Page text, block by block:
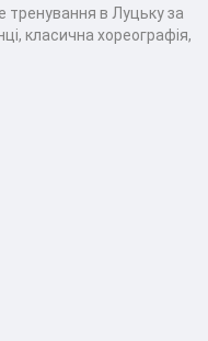
тренування в Луцьку за
класична хореографія,